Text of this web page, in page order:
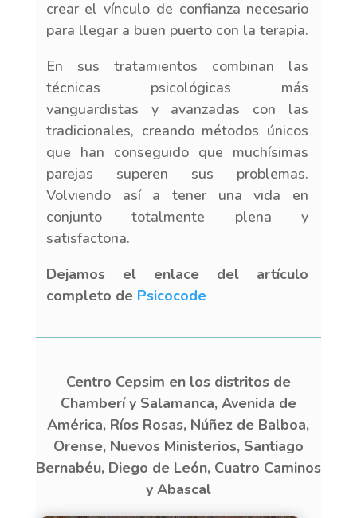
crear el vínculo de confianza necesario
para llegar a buen puerto con la terapia.
En sus tratamientos combinan las
técnicas psicológicas más
vanguardistas y avanzadas con las
tradicionales, creando métodos únicos
que han conseguido que muchísimas
parejas superen sus problemas.
Volviendo así a tener una vida en
conjunto totalmente plena y
satisfactoria.
Dejamos el enlace del artículo
completo de Psicocode
Centro Cepsim en los distritos de
Chamberí y Salamanca, Avenida de
América, Ríos Rosas, Núñez de Balboa,
Orense, Nuevos Ministerios, Santiago
Bernabéu, Diego de León, Cuatro Caminos
y Abascal